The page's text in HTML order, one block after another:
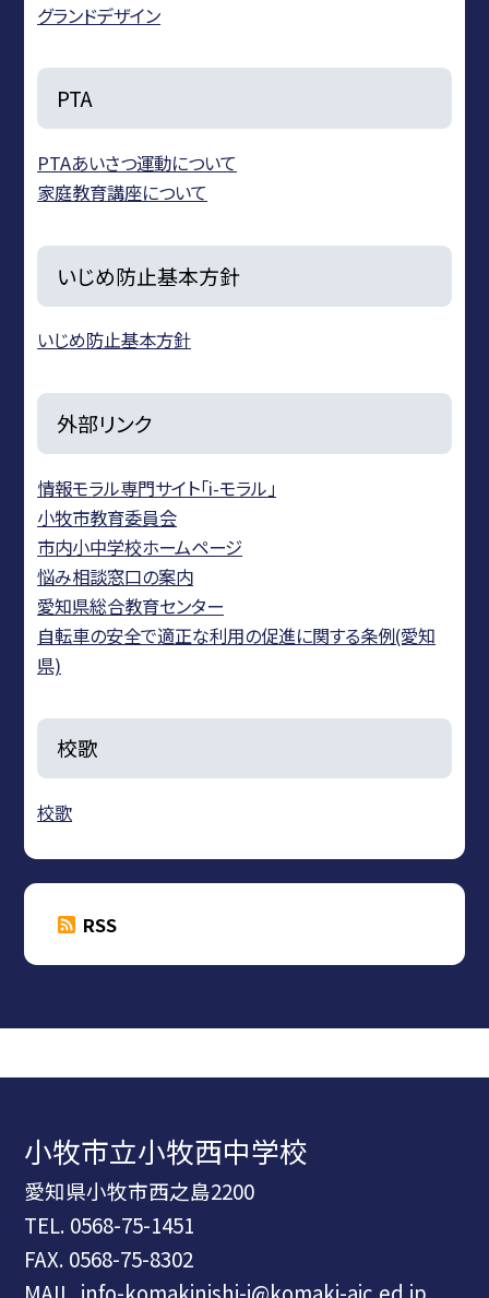
グランドデザイン
PTA
PTAあいさつ運動について
家庭教育講座について
いじめ防止基本方針
いじめ防止基本方針
外部リンク
情報モラル専門サイト「i-モラル」
小牧市教育委員会
市内小中学校ホームページ
悩み相談窓口の案内
愛知県総合教育センター
自転車の安全で適正な利用の促進に関する条例(愛知
県)
校歌
校歌
RSS
小牧市立小牧西中学校
愛知県小牧市西之島2200
TEL. 0568-75-1451
FAX. 0568-75-8302